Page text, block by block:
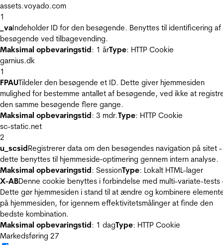
assets.voyado.com
1
_vaIndeholder ID for den besøgende. Benyttes til identificering af
besøgende ved tilbagevending.
Maksimal opbevaringstid: 1 årType: HTTP Cookie
garnius.dk
1
FPAUTildeler den besøgende et ID. Dette giver hjemmesiden
mulighed for bestemme antallet af besøgende, ved ikke at
den samme besøgende flere gange.
Maksimal opbevaringstid: 3 mdr.Type: HTTP Cookie
sc-static.net
2
u_scsidRegistrerer data om den besøgendes navigation på sitet -
dette benyttes til hjemmeside‐optimering gennem intern analyse.
Maksimal opbevaringstid: SessionType: Lokalt HTML-lager
X-ABDenne cookie benyttes i forbindelse med multi-variate-tests
Dette gør hjemmesiden i stand til at ændre og kombinere
på hjemmesiden, for igennem effektivitetsmålinger at finde den
bedste kombination.
Maksimal opbevaringstid: 1 dagType: HTTP Cookie
Markedsføring 27